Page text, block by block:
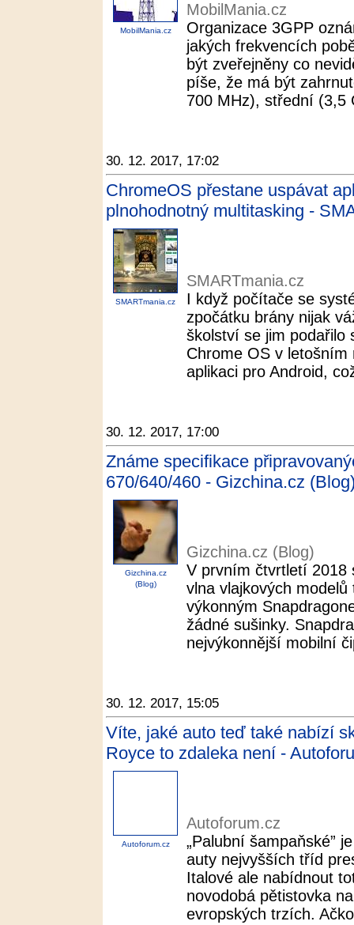
MobilMania.cz
MobilMania.cz
Organizace 3GPP
jakých frekvencích
být zveřejněny co
píše, že má být
700 MHz), střední (3,5
30. 12. 2017, 17:02
ChromeOS přestane uspávat
plnohodnotný multitasking -
SMARTmania.cz
SMARTmania.cz
I když počítače se
zpočátku brány nijak
školství se jim podařilo
Chrome OS v
aplikaci pro Android,
30. 12. 2017, 17:00
Známe specifikace
670/640/460 - Gizchina.cz
Gizchina.cz
(Blog)
Gizchina.cz (Blog)
V prvním čtvrtletí 2018
vlna vlajkových
výkonným
žádné sušinky.
nejvýkonnější mobilní
30. 12. 2017, 15:05
Víte, jaké auto teď také nabízí
Royce to zdaleka není -
Autoforum.cz
Autoforum.cz
„Palubní šampaňské”
auty nejvyšších tříd
Italové ale nabídnout
novodobá pětistovka
evropských trzích.